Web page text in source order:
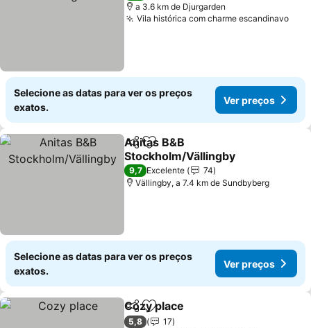
a 3.6 km de Djurgarden
Vila histórica com charme escandinavoVer
Selecione as datas para ver os preços
exatos.
Ver preços
PartilharAdicionar aos favoritos
Anitas B&B
Stockholm/Vällingby
Ver preços
9,7 Excelente
74
Vällingby, a 7.4 km de Sundbyberg
Selecione as datas para ver os preços
exatos.
Ver preços
PartilharAdicionar aos favoritos
Cozy place
5,8
17